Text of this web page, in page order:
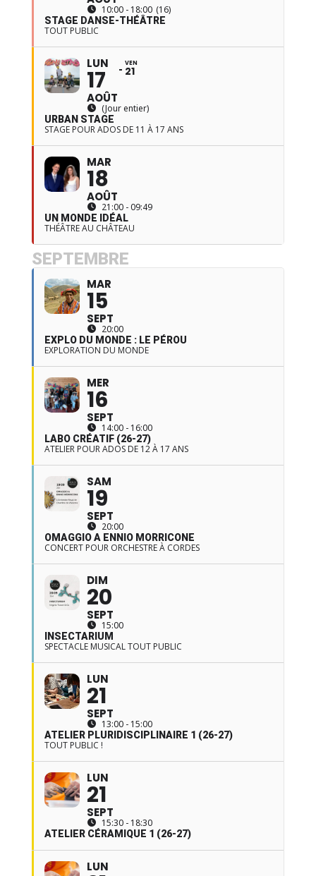
10:00 - 18:00 (16)
STAGE DANSE-THÉÂTRE
TOUT PUBLIC
LUN
17
AOÛT
VEN
21
(Jour entier)
URBAN STAGE
STAGE POUR ADOS DE 11 À 17 ANS
MAR
18
AOÛT
21:00 - 09:49
UN MONDE IDÉAL
THÉÂTRE AU CHÂTEAU
SEPTEMBRE
MAR
15
SEPT
20:00
EXPLO DU MONDE : LE PÉROU
EXPLORATION DU MONDE
MER
16
SEPT
14:00 - 16:00
LABO CRÉATIF (26-27)
ATELIER POUR ADOS DE 12 À 17 ANS
SAM
19
SEPT
20:00
OMAGGIO A ENNIO MORRICONE
CONCERT POUR ORCHESTRE À CORDES
DIM
20
SEPT
15:00
INSECTARIUM
SPECTACLE MUSICAL TOUT PUBLIC
LUN
21
SEPT
13:00 - 15:00
ATELIER PLURIDISCIPLINAIRE 1 (26-27)
TOUT PUBLIC !
LUN
21
SEPT
15:30 - 18:30
ATELIER CÉRAMIQUE 1 (26-27)
LUN